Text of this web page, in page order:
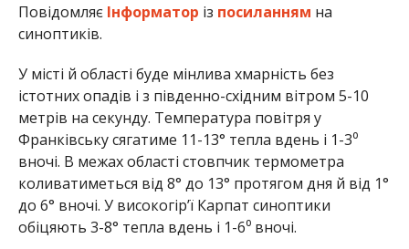
Повідомляє Інформатор із посиланням на
синоптиків.
У місті й області буде мінлива хмарність без
істотних опадів і з південно-східним вітром 5-10
метрів на секунду. Температура повітря у
Франківську сягатиме 11-13° тепла вдень і 1-3⁰
вночі. В межах області стовпчик термометра
коливатиметься від 8° до 13° протягом дня й від 1°
до 6° вночі. У високогір’ї Карпат синоптики
обіцяють 3-8° тепла вдень і 1-6⁰ вночі.